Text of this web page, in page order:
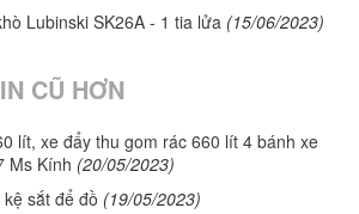
Lubinski SK26A - 1 tia lửa (15/06/2023)
CŨ HƠN
lít, xe đẩy thu gom rác 660 lít 4 bánh xe
Ms Kính (20/05/2023)
sắt để đồ (19/05/2023)